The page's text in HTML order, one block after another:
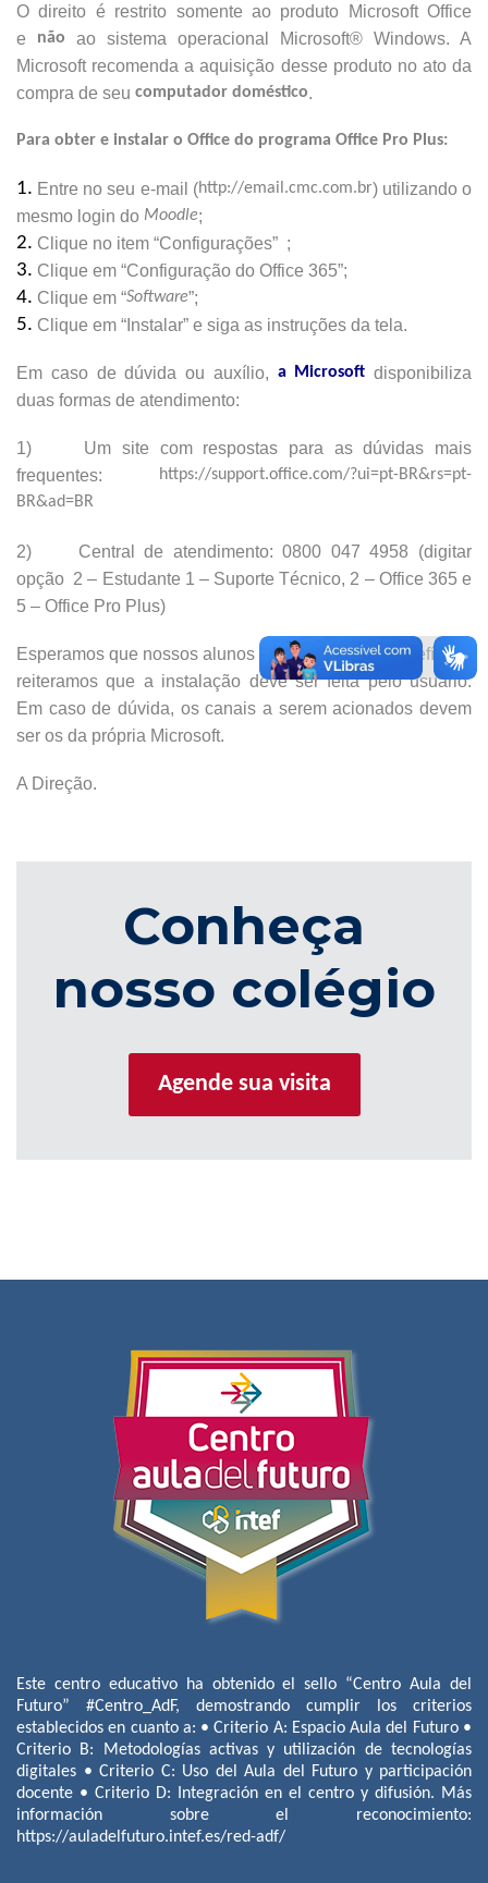
O direito é restrito somente ao produto Microsoft Office
e não ao sistema operacional Microsoft® Windows. A
Microsoft recomenda a aquisição desse produto no ato da
compra de seu computador doméstico.
Para obter e instalar o Office do programa Office Pro Plus:
Entre no seu e-mail (http://email.cmc.com.br) utilizando o
mesmo login do Moodle;
Clique no item “Configurações” ;
Clique em “Configuração do Office 365”;
Clique em “Software”;
Clique em “Instalar” e siga as instruções da tela.
Em caso de dúvida ou auxílio, a Microsoft disponibiliza
duas formas de atendimento:
1) Um site com respostas para as dúvidas mais
frequentes: https://support.office.com/?ui=pt-BR&rs=pt-
BR&ad=BR
2) Central de atendimento: 0800 047 4958 (digitar
opção 2 – Estudante 1 – Suporte Técnico, 2 – Office 365 e
5 – Office Pro Plus)
Esperamos que nossos alunos usufruam desse benefício e
reiteramos que a instalação deve ser feita pelo usuário.
Em caso de dúvida, os canais a serem acionados devem
ser os da própria Microsoft.
A Direção.
Conheça
nosso colégio
Agende sua visita
Este centro educativo ha obtenido el sello “Centro Aula del
Futuro” #Centro_AdF, demostrando cumplir los criterios
establecidos en cuanto a: • Criterio A: Espacio Aula del Futuro •
Criterio B: Metodologías activas y utilización de tecnologías
digitales • Criterio C: Uso del Aula del Futuro y participación
docente • Criterio D: Integración en el centro y difusión. Más
información sobre el reconocimiento:
https://auladelfuturo.intef.es/red-adf/